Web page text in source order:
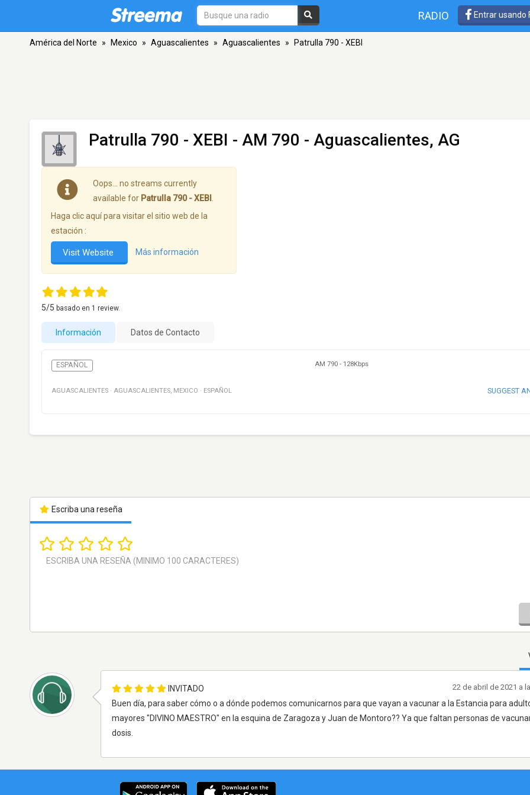
RADIO Entrar usando
América del Norte » Mexico » Aguascalientes » Aguascalientes » Patrulla 790 - XEBI
Patrulla 790 - XEBI - AM 790 - Aguascalientes, AG
Oops… no streams currently
available for Patrulla 790 - XEBI
Haga clic aquí para visitar el sitio web de la
estación :
Visit Website Más información
5/5 basado en 1 review.
Información Datos de Contacto
ESPAÑOL AM 790 - 128Kbps
AGUASCALIENTES · AGUASCALIENTES, MEXICO · ESPAÑOL SUGGEST
Escriba una reseña
INVITADO
Buen día, para saber cómo o a dónde podemos comunicarnos para que vayan a vacunar a la Estancia para
mayores "DIVINO MAESTRO" en la esquina de Zaragoza y Juan de Montoro?? Ya que faltan personas de
dosis.
22 de abril de 2021 a